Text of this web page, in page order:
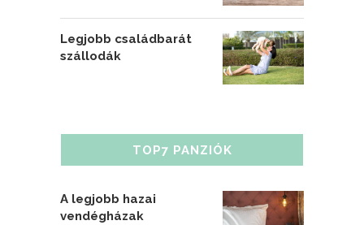
Legjobb családbarát
szállodák
TOP7 PANZIÓK
A legjobb hazai
vendégházak